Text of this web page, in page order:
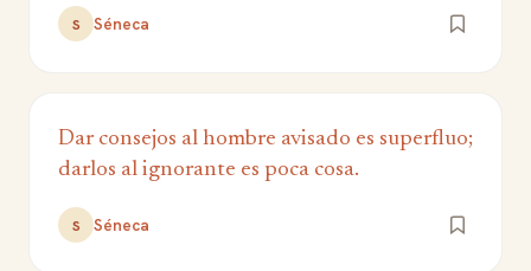
S Séneca
Dar consejos al hombre avisado es superfluo;
darlos al ignorante es poca cosa.
S Séneca